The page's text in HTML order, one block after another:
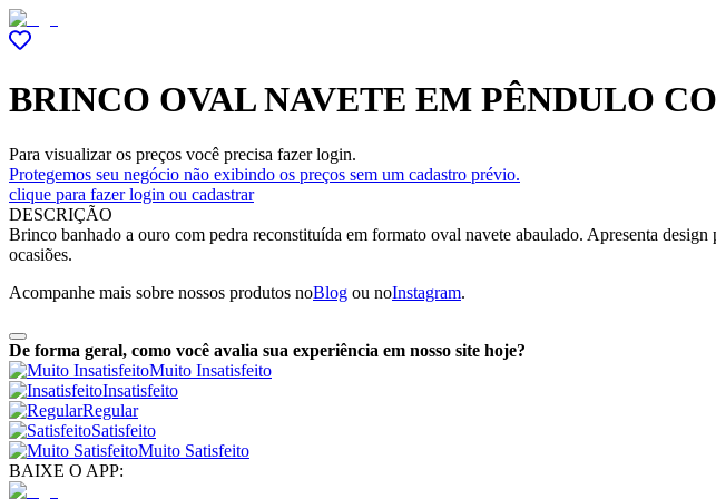
BRINCO OVAL NAVETE EM PÊNDULO
Para visualizar os preços você precisa fazer login.
Protegemos seu negócio não exibindo os preços sem um cadastro prévio.
clique para fazer login ou cadastrar
DESCRIÇÃO
Brinco banhado a ouro com pedra reconstituída em formato oval navete abaulado. Apresenta
ocasiões.
Acompanhe mais sobre nossos produtos noBlog ou noInstagram.
De forma geral, como você avalia sua experiência em nosso site hoje?
Muito Insatisfeito
Insatisfeito
Regular
Satisfeito
Muito Satisfeito
BAIXE O APP: